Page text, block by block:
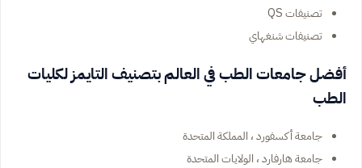
تصنيفات QS
تصنيفات شنغهاي
أفضل جامعات الطب في العالم بتصنيف التايمز لكليات
الطب
جامعة أكسفورد ، المملكة المتحدة
جامعة هارفارد ، الولايات المتحدة